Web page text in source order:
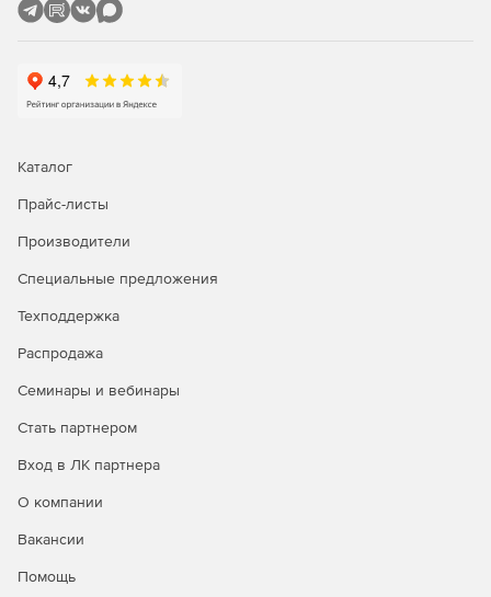
Каталог
Прайс-листы
Производители
Специальные предложения
Техподдержка
Распродажа
Семинары и вебинары
Стать партнером
Вход в ЛК партнера
О компании
Вакансии
Помощь